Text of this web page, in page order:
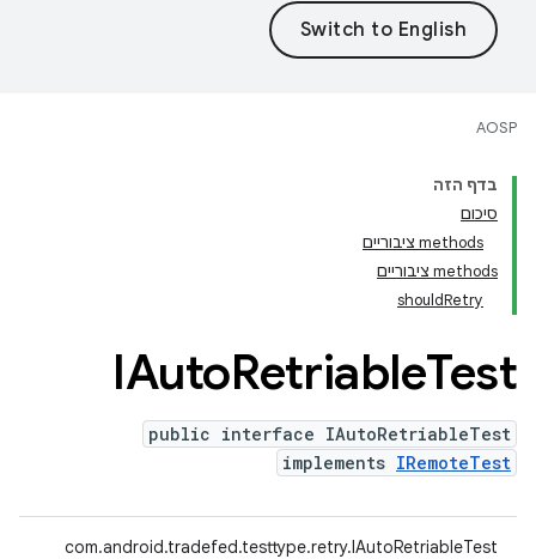
AOSP
בדף הזה
סיכום
‫methods ציבוריים
‫methods ציבוריים
shouldRetry
IAutoRetriableTest
public interface IAutoRetriableTest
implements IRemoteTest
com.android.tradefed.testtype.retry.IAutoRetriableTest